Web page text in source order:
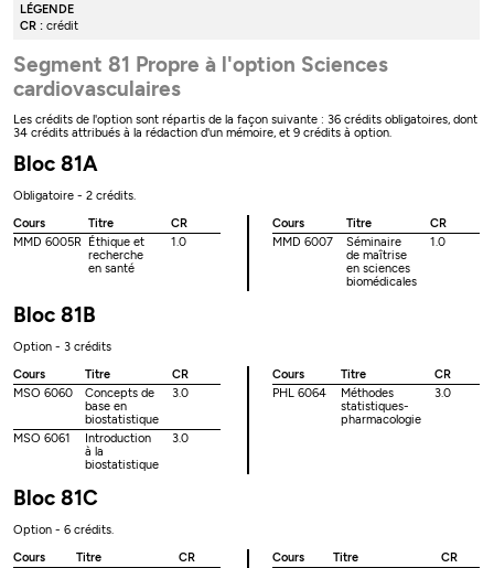
LÉGENDE
CR : crédit
Segment 81 Propre à l'option Sciences
cardiovasculaires
Les crédits de l'option sont répartis de la façon suivante : 36 crédits obligatoires, dont
34 crédits attribués à la rédaction d'un mémoire, et 9 crédits à option.
Bloc 81A
Obligatoire - 2 crédits.
Cours
Titre
CR
MMD 6005R Éthique et
recherche
en santé
1.0
Cours Titre
CR
MMD 6007
Séminaire
de maîtrise
en sciences
biomédicales
1.0
Bloc 81B
Option - 3 crédits
Cours
Titre
CR
MSO 6060
Concepts de
base en
biostatistique
3.0
MSO 6061
Introduction
à la
biostatistique
3.0
Cours Titre
CR
PHL 6064
Méthodes
statistiques-
pharmacologie
3.0
Bloc 81C
Option - 6 crédits.
Cours
Titre
CR
Cours Titre
CR